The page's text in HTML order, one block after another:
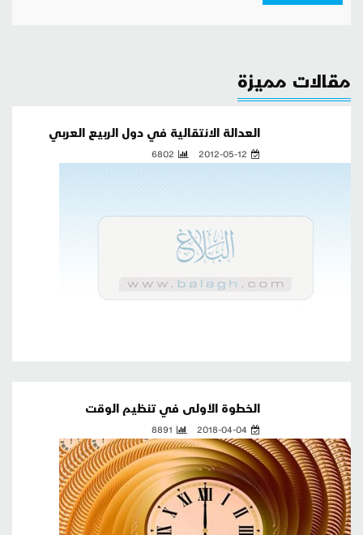
مقالات مميزة
العدالة الانتقالية في دول الربيع العربي
2012-05-12
6802
الخطوة الأولى في تنظيم الوقت
2018-04-04
8891